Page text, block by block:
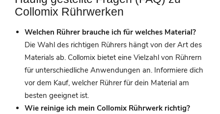
Collomix Rührwerken
Welchen Rührer brauche ich für welches Material?
Die Wahl des richtigen Rührers hängt von der Art des
Materials ab. Collomix bietet eine Vielzahl von Rührern
für unterschiedliche Anwendungen an. Informiere dich
vor dem Kauf, welcher Rührer für dein Material am
besten geeignet ist.
Wie reinige ich mein Collomix Rührwerk richtig?